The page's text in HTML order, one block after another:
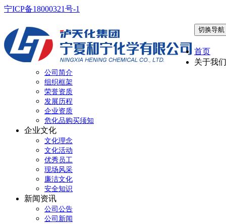
宁ICP备18000321号-1
切换导航
首页
关于我们
公司简介
组织框架
荣誉资质
发展历程
企业资质
危化品购买须知
企业文化
文化理念
文化活动
优秀员工
现场风采
廉洁文化
安全知识
新闻资讯
公司公告
公司新闻